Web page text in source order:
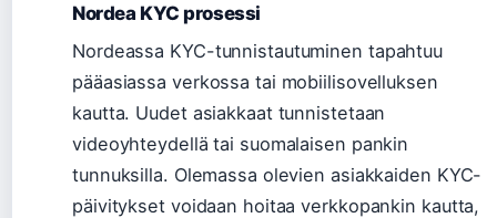
Nordea KYC prosessi
Nordeassa KYC-tunnistautuminen tapahtuu
pääasiassa verkossa tai mobiilisovelluksen
kautta. Uudet asiakkaat tunnistetaan
videoyhteydellä tai suomalaisen pankin
tunnuksilla. Olemassa olevien asiakkaiden KYC-
päivitykset voidaan hoitaa verkkopankin kautta,